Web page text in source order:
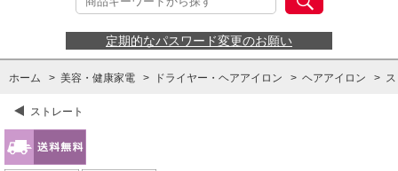
定期的なパスワード変更のお願い
ホーム > 美容・健康家電 > ドライヤー・ヘアアイロン > ヘアアイロン >
ストレート